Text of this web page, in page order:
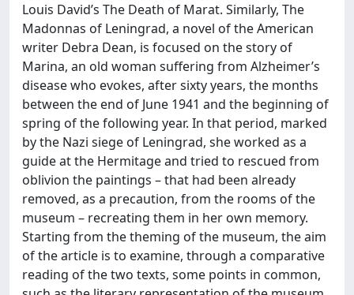
Louis David’s The Death of Marat. Similarly, The
Madonnas of Leningrad, a novel of the American
writer Debra Dean, is focused on the story of
Marina, an old woman suffering from Alzheimer’s
disease who evokes, after sixty years, the months
between the end of June 1941 and the beginning of
spring of the following year. In that period, marked
by the Nazi siege of Leningrad, she worked as a
guide at the Hermitage and tried to rescued from
oblivion the paintings – that had been already
removed, as a precaution, from the rooms of the
museum – recreating them in her own memory.
Starting from the theming of the museum, the aim
of the article is to examine, through a comparative
reading of the two texts, some points in common,